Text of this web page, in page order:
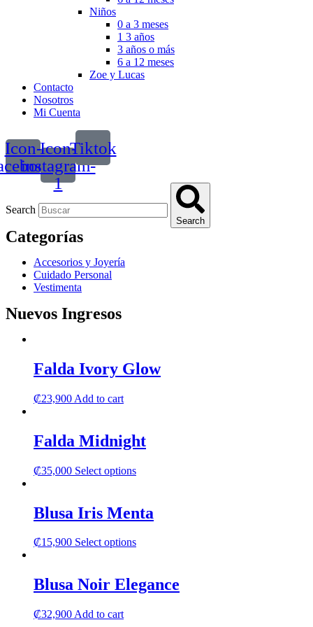
Niños
0 a 3 meses
1 3 años
3 años o más
6 a 12 meses
Zoe y Lucas
Contacto
Nosotros
Mi Cuenta
Icon-Icon-
instagram-
1
Tiktok
Search
Search
Categorías
Accesorios y Joyería
Cuidado Personal
Vestimenta
Nuevos Ingresos
Falda Ivory Glow
₡23,900 Add to cart
Falda Midnight
₡35,000 Select optionsThis
multiple
variants.
options
chosen
on
Blusa Iris Menta
₡15,900 Select optionsThis
multiple
variants.
Blusa Noir Elegance
₡32,900 Add to cart